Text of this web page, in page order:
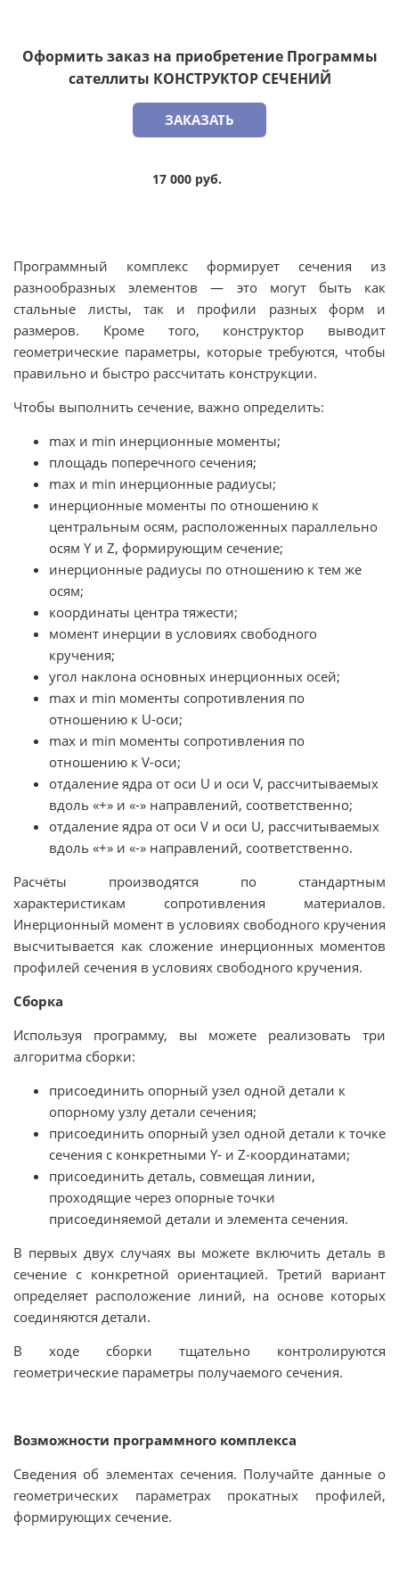
Оформить заказ на приобретение Программы
сателлиты КОНСТРУКТОР СЕЧЕНИЙ
ЗАКАЗАТЬ
17 000 руб.
Программный комплекс формирует сечения из
разнообразных элементов — это могут быть как
стальные листы, так и профили разных форм и
размеров. Кроме того, конструктор выводит
геометрические параметры, которые требуются, чтобы
правильно и быстро рассчитать конструкции.
Чтобы выполнить сечение, важно определить:
max и min инерционные моменты;
площадь поперечного сечения;
max и min инерционные радиусы;
инерционные моменты по отношению к
центральным осям, расположенных параллельно
осям Y и Z, формирующим сечение;
инерционные радиусы по отношению к тем же
осям;
координаты центра тяжести;
момент инерции в условиях свободного
кручения;
угол наклона основных инерционных осей;
max и min моменты сопротивления по
отношению к U-оси;
max и min моменты сопротивления по
отношению к V-оси;
отдаление ядра от оси U и оси V, рассчитываемых
вдоль «+» и «-» направлений, соответственно;
отдаление ядра от оси V и оси U, рассчитываемых
вдоль «+» и «-» направлений, соответственно.
Расчёты производятся по стандартным
характеристикам сопротивления материалов.
Инерционный момент в условиях свободного кручения
высчитывается как сложение инерционных моментов
профилей сечения в условиях свободного кручения.
Сборка
Используя программу, вы можете реализовать три
алгоритма сборки:
присоединить опорный узел одной детали к
опорному узлу детали сечения;
присоединить опорный узел одной детали к точке
сечения с конкретными Y- и Z-координатами;
присоединить деталь, совмещая линии,
проходящие через опорные точки
присоединяемой детали и элемента сечения.
В первых двух случаях вы можете включить деталь в
сечение с конкретной ориентацией. Третий вариант
определяет расположение линий, на основе которых
соединяются детали.
В ходе сборки тщательно контролируются
геометрические параметры получаемого сечения.
Возможности программного комплекса
Сведения об элементах сечения. Получайте данные о
геометрических параметрах прокатных профилей,
формирующих сечение.